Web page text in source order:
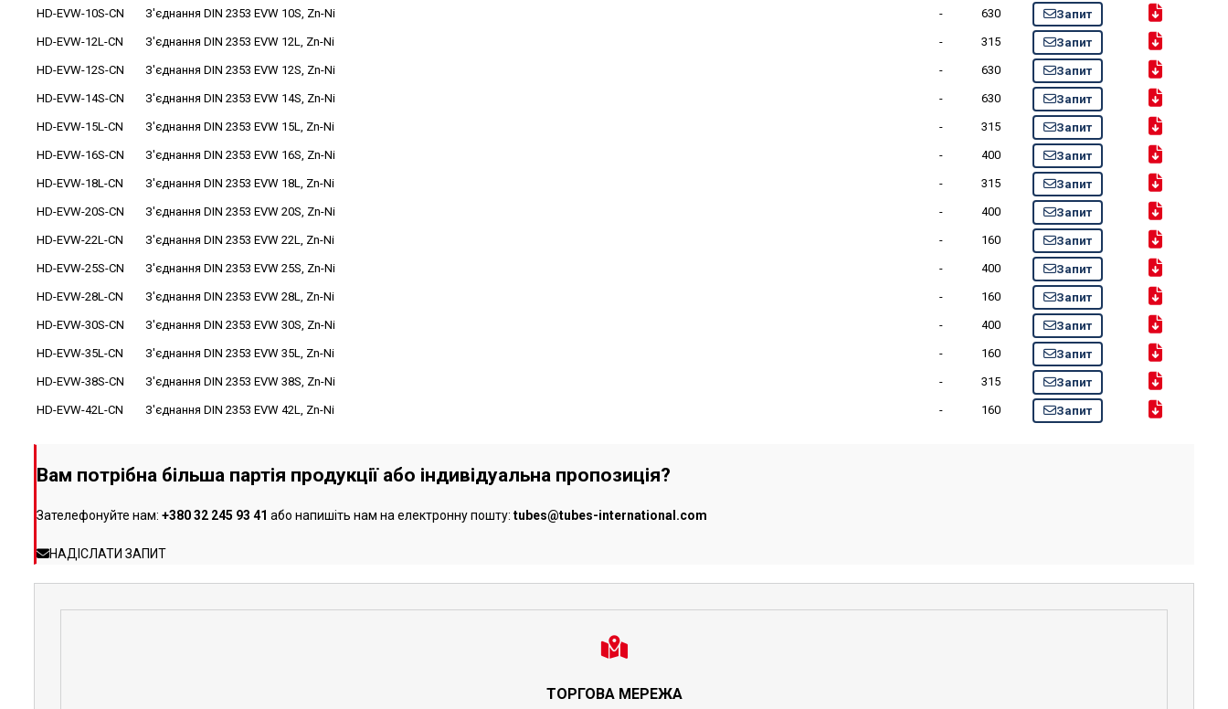
HD-EVW-10S-CN
З'єднання DIN 2353 EVW 10S, Zn-Ni - 630
Запит
HD-EVW-12L-CN
З'єднання DIN 2353 EVW 12L, Zn-Ni - 315
Запит
HD-EVW-12S-CN
З'єднання DIN 2353 EVW 12S, Zn-Ni - 630
Запит
HD-EVW-14S-CN
З'єднання DIN 2353 EVW 14S, Zn-Ni - 630
Запит
HD-EVW-15L-CN
З'єднання DIN 2353 EVW 15L, Zn-Ni - 315
Запит
HD-EVW-16S-CN
З'єднання DIN 2353 EVW 16S, Zn-Ni - 400
Запит
HD-EVW-18L-CN
З'єднання DIN 2353 EVW 18L, Zn-Ni - 315
Запит
HD-EVW-20S-CN
З'єднання DIN 2353 EVW 20S, Zn-Ni - 400
Запит
HD-EVW-22L-CN
З'єднання DIN 2353 EVW 22L, Zn-Ni - 160
Запит
HD-EVW-25S-CN
З'єднання DIN 2353 EVW 25S, Zn-Ni - 400
Запит
HD-EVW-28L-CN
З'єднання DIN 2353 EVW 28L, Zn-Ni - 160
Запит
HD-EVW-30S-CN
З'єднання DIN 2353 EVW 30S, Zn-Ni - 400
Запит
HD-EVW-35L-CN
З'єднання DIN 2353 EVW 35L, Zn-Ni - 160
Запит
HD-EVW-38S-CN
З'єднання DIN 2353 EVW 38S, Zn-Ni - 315
Запит
HD-EVW-42L-CN
З'єднання DIN 2353 EVW 42L, Zn-Ni - 160 Запит
Вам потрібна більша партія продукції або індивідуальна пропозиція?
Зателефонуйте нам: +380 32 245 93 41 або напишіть нам на електронну пошту: tubes@tubes-international.com
НАДІСЛАТИ ЗАПИТ
ТОРГОВА МЕРЕЖА